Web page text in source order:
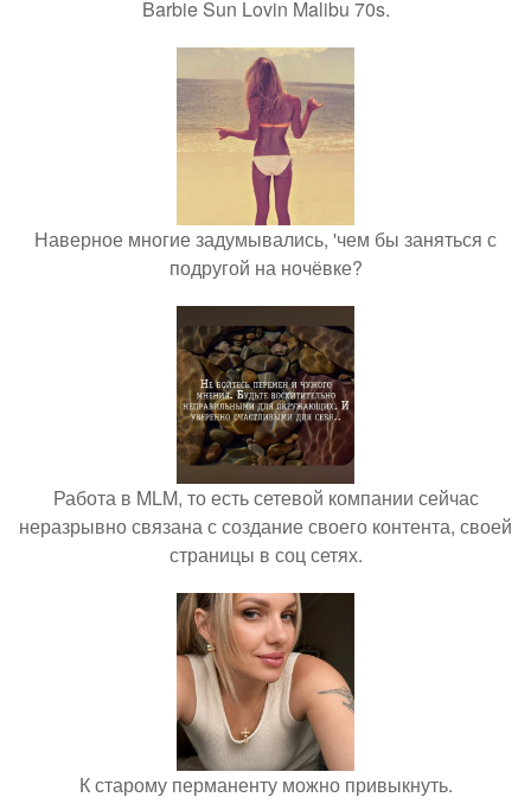
Barbie Sun Lovin Malibu 70s.
Наверное многие задумывались, 'чем бы заняться с
подругой на ночёвке?
Работа в MLM, то есть сетевой компании сейчас
неразрывно связана с создание своего контента, своей
страницы в соц сетях.
К старому перманенту можно привыкнуть.